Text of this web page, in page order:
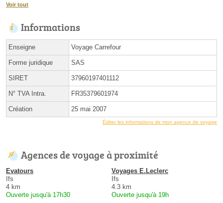
Voir tout
Informations
Enseigne Voyage Carrefour
Forme juridique SAS
SIRET 37960197401112
N° TVA Intra. FR35379601974
Création 25 mai 2007
Éditer les informations de mon agence de voyage
Agences de voyage à proximité
Evatours
Ifs
4 km
Ouverte jusqu'à 17h30
Voyages E.Leclerc
Ifs
4.3 km
Ouverte jusqu'à 19h